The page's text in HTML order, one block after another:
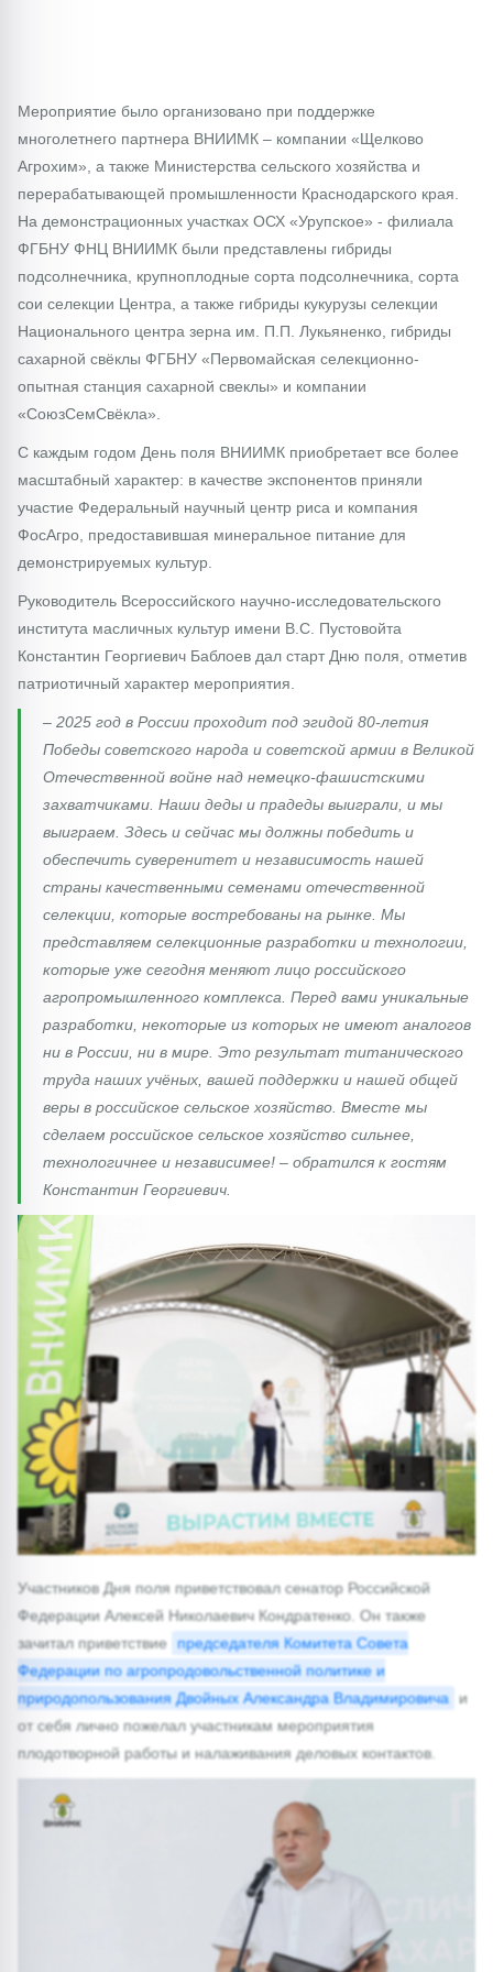
Мероприятие было организовано при поддержке
многолетнего партнера ВНИИМК – компании «Щелково
Агрохим», а также Министерства сельского хозяйства и
перерабатывающей промышленности Краснодарского края.
На демонстрационных участках ОСХ «Урупское» - филиала
ФГБНУ ФНЦ ВНИИМК были представлены гибриды
подсолнечника, крупноплодные сорта подсолнечника, сорта
сои селекции Центра, а также гибриды кукурузы селекции
Национального центра зерна им. П.П. Лукьяненко, гибриды
сахарной свёклы ФГБНУ «Первомайская селекционно-
опытная станция сахарной свеклы» и компании
«СоюзСемСвёкла».
С каждым годом День поля ВНИИМК приобретает все более
масштабный характер: в качестве экспонентов приняли
участие Федеральный научный центр риса и компания
ФосАгро, предоставившая минеральное питание для
демонстрируемых культур.
Руководитель Всероссийского научно-исследовательского
института масличных культур имени В.С. Пустовойта
Константин Георгиевич Баблоев дал старт Дню поля, отметив
патриотичный характер мероприятия.
– 2025 год в России проходит под эгидой 80-летия
Победы советского народа и советской армии в Великой
Отечественной войне над немецко-фашистскими
захватчиками. Наши деды и прадеды выиграли, и мы
выиграем. Здесь и сейчас мы должны победить и
обеспечить суверенитет и независимость нашей
страны качественными семенами отечественной
селекции, которые востребованы на рынке. Мы
представляем селекционные разработки и технологии,
которые уже сегодня меняют лицо российского
агропромышленного комплекса. Перед вами уникальные
разработки, некоторые из которых не имеют аналогов
ни в России, ни в мире. Это результат титанического
труда наших учёных, вашей поддержки и нашей общей
веры в российское сельское хозяйство. Вместе мы
сделаем российское сельское хозяйство сильнее,
технологичнее и независимее! – обратился к гостям
Константин Георгиевич.
Участников Дня поля приветствовал сенатор Российской
Федерации Алексей Николаевич Кондратенко. Он также
зачитал приветствие председателя Комитета Совета
Федерации по агропродовольственной политике и
природопользования Двойных Александра Владимировича и
от себя лично пожелал участникам мероприятия
плодотворной работы и налаживания деловых контактов.